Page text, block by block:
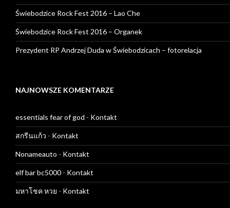
Świebodzice Rock Fest 2016 – Lao Che
Świebodzice Rock Fest 2016 – Organek
Prezydent RP Andrzej Duda w Świebodzicach – fotorelacja
NAJNOWSZE KOMENTARZE
essentials fear of god - Kontakt
สกรีนแก้ว - Kontakt
Nonameauto - Kontakt
elf bar bc5000 - Kontakt
มหาโชค หวย - Kontakt